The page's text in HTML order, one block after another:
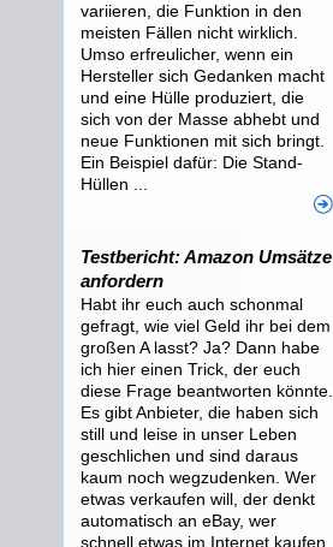
variieren, die Funktion in den
meisten Fällen nicht wirklich.
Umso erfreulicher, wenn ein
Hersteller sich Gedanken macht
und eine Hülle produziert, die
sich von der Masse abhebt und
neue Funktionen mit sich bringt.
Ein Beispiel dafür: Die Stand-
Hüllen ...
Testbericht: Amazon Umsätze
anfordern
Habt ihr euch auch schonmal
gefragt, wie viel Geld ihr bei dem
großen A lasst? Ja? Dann habe
ich hier einen Trick, der euch
diese Frage beantworten könnte.
Es gibt Anbieter, die haben sich
still und leise in unser Leben
geschlichen und sind daraus
kaum noch wegzudenken. Wer
etwas verkaufen will, der denkt
automatisch an eBay, wer
schnell etwas im Internet kaufen